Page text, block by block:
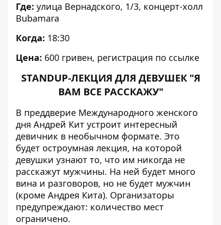
Где: улица Вернадского, 1/3, концерт-холл
Bubamara
Когда: 18:30
Цена: 600 гривен, регистрация по ссылке
STANDUP-ЛЕКЦИЯ ДЛЯ ДЕВУШЕК "Я
ВАМ ВСЕ РАССКАЖУ"
В преддверие Международного женского
дня Андрей Кит устроит интересный
девичник в необычном формате. Это
будет остроумная лекция, на которой
девушки узнают то, что им никогда не
расскажут мужчины. На ней будет много
вина и разговоров, но не будет мужчин
(кроме Андрея Кита). Организаторы
предупреждают: количество мест
ограничено.